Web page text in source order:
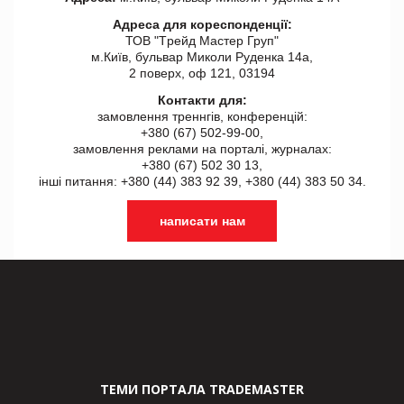
Адреса для кореспонденції:
ТОВ "Tрейд Мастер Груп"
м.Київ, бульвар Миколи Руденка 14а,
2 поверх, оф 121, 03194
Контакти для:
замовлення треннгів, конференцій:
+380 (67) 502-99-00,
замовлення реклами на порталі, журналах:
+380 (67) 502 30 13,
інші питання: +380 (44) 383 92 39, +380 (44) 383 50 34.
написати нам
ТЕМИ ПОРТАЛА TRADEMASTER